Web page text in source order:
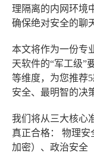
理隔离的内网环境
确保绝对安全的聊
本文将作为一份专
天软件的“军工级”
等维度，为您推荐
安全、最明智的决
我们将从三大核心
真正合格： 物理安
加密）、政治安全